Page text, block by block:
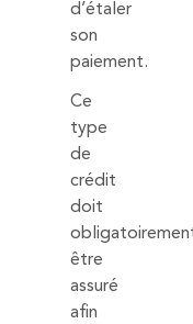
d’étaler
son
paiement.
Ce
type
de
crédit
doit
être
assuré
afin